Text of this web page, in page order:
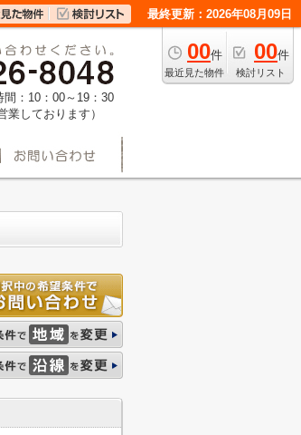
最終更新：2026年08月09日
00件
最近見た物件
00件
検討リスト
間：10：00～19：30
業しております）